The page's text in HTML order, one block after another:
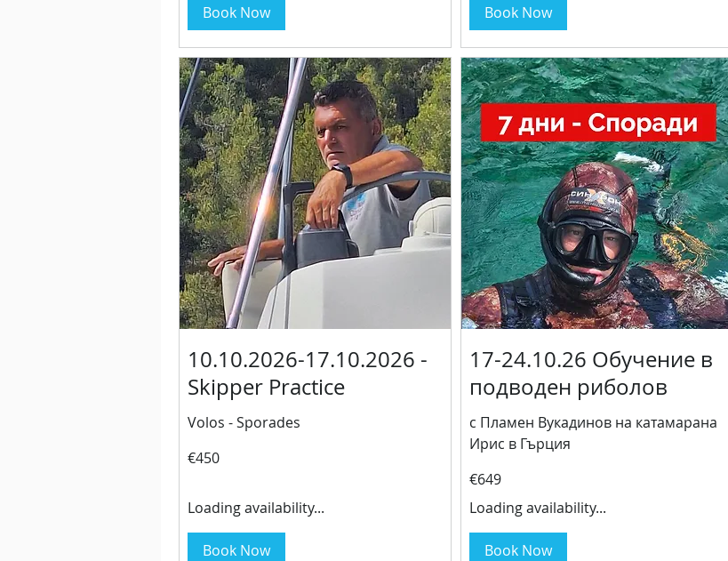
Book Now Book Now
10.10.2026-17.10.2026 -
Skipper Practice
Volos - Sporades
euros
€450
Loading availability...
Book Now
17-24.10.26 Обучение в
подводен риболов
с Пламен Вукадинов на катамарана
Ирис в Гърция
euros
€649
Loading availability...
Book Now